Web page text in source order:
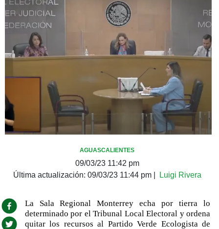
AGUASCALIENTES
09/03/23 11:42 pm
Última actualización: 09/03/23 11:44 pm| Luigi Rivera
La Sala Regional Monterrey echa por tierra lo
determinado por el Tribunal Local Electoral y ordena
quitar los recursos al Partido Verde Ecologista de